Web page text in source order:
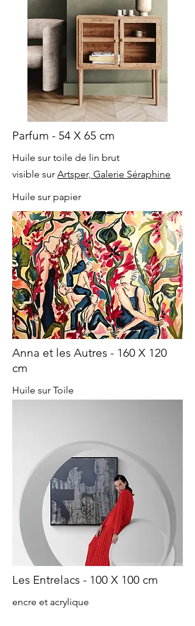
Parfum - 54 X 65 cm
Huile sur toile de lin brut
visible sur Artsper, Galerie Séraphine
Huile sur papier
Anna et les Autres - 160 X 120
cm
Huile sur Toile
Les Entrelacs - 100 X 100 cm
encre et acrylique